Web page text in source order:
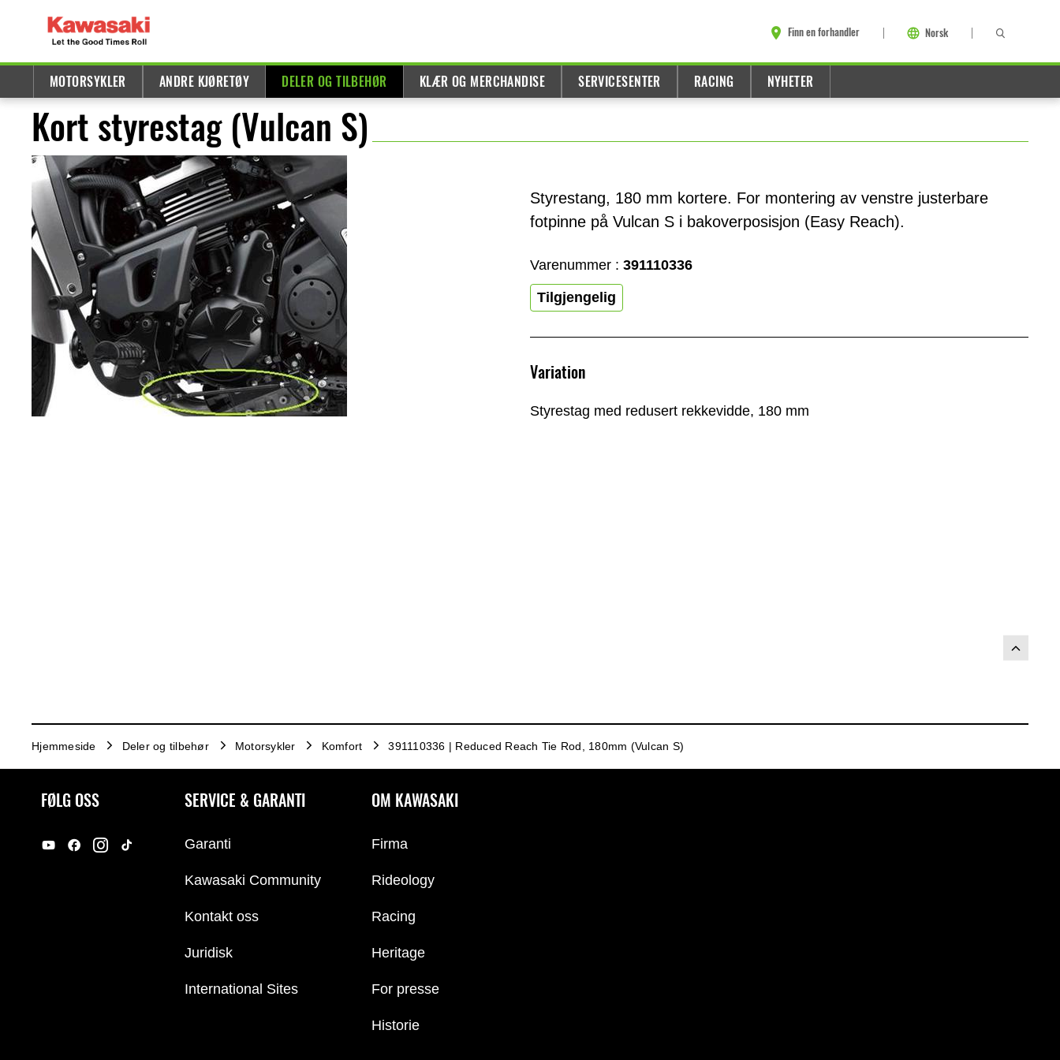
Finn en forhandler Norsk
MOTORSYKLER ANDRE KJØRETØY DELER OG TILBEHØR KLÆR OG MERCHANDISE SERVICESENTER RACING NYHETER
Kort styrestag (Vulcan S)
Styrestang, 180 mm kortere. For montering av venstre justerbare
fotpinne på Vulcan S i bakoverposisjon (Easy Reach).
Varenummer : 391110336
Tilgjengelig
Variation
Styrestag med redusert rekkevidde, 180 mm
Hjemmeside Deler og tilbehør Motorsykler Komfort 391110336 | Reduced Reach Tie Rod, 180mm (Vulcan S)
FØLG OSS SERVICE & GARANTI
Garanti
Kawasaki Community
Kontakt oss
Juridisk
International Sites
OM KAWASAKI
Firma
Rideology
Racing
Heritage
For presse
Historie